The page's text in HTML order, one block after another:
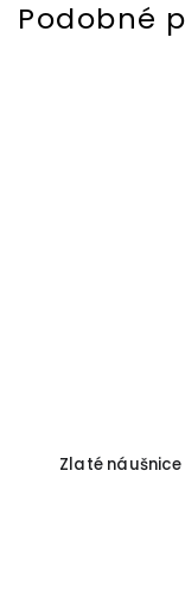
Zlaté náušnice